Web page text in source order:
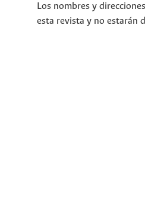
Los nombres y
esta revista y no estarán